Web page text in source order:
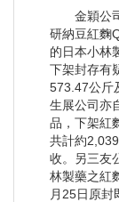
金穎公
研納豆紅麴
的日本小林
下架封存有
573.47公斤
生展公司亦
品，下架紅
共計約
收。另三友
林製藥之紅
月25日原封